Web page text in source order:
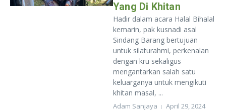
Yang Di Khitan
Hadir dalam acara Halal Bihalal
kemarin, pak kusnadi asal
Sindang Barang bertujuan
untuk silaturahmi, perkenalan
dengan kru sekaligus
mengantarkan salah satu
keluarganya untuk mengikuti
khitan masal, ...
Adam Sanjaya April 29, 2024